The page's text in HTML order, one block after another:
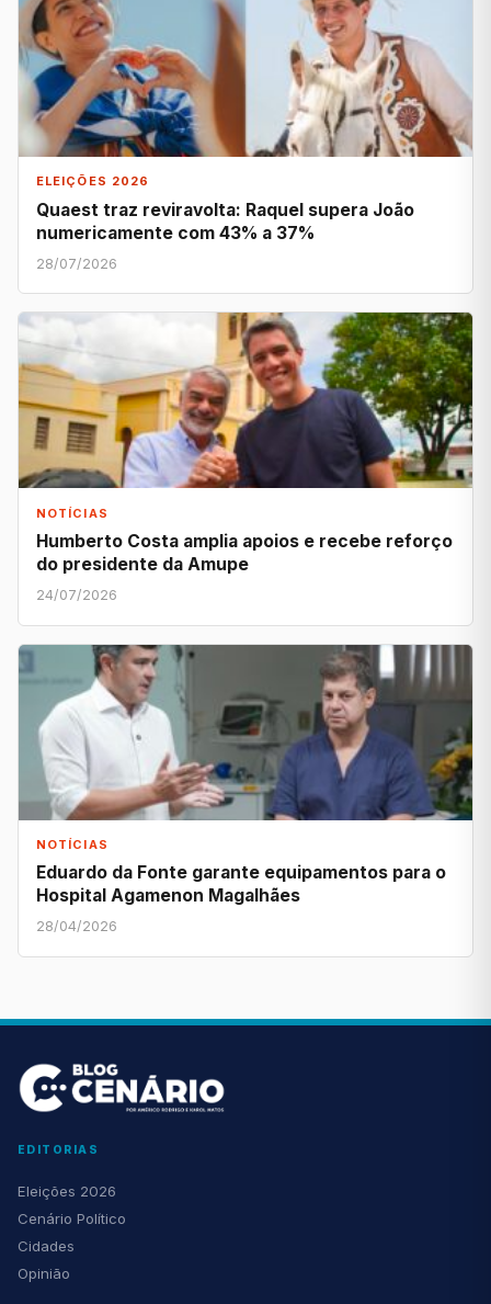
ELEIÇÕES 2026
Quaest traz reviravolta: Raquel supera João
numericamente com 43% a 37%
28/07/2026
NOTÍCIAS
Humberto Costa amplia apoios e recebe reforço
do presidente da Amupe
24/07/2026
NOTÍCIAS
Eduardo da Fonte garante equipamentos para o
Hospital Agamenon Magalhães
28/04/2026
EDITORIAS
Eleições 2026
Cenário Político
Cidades
Opinião